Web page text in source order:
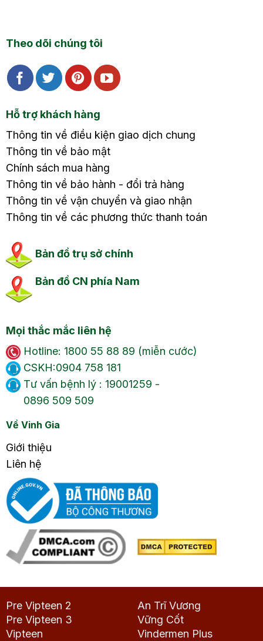
Theo dõi chúng tôi
Hỗ trợ khách hàng
Thông tin về điều kiện giao dịch chung
Thông tin về bảo mật
Chính sách mua hàng
Thông tin về bảo hành - đổi trả hàng
Thông tin về vận chuyển và giao nhận
Thông tin về các phương thức thanh toán
Bản đồ trụ sở chính
Bản đồ CN phía Nam
Mọi thắc mắc liên hệ
Hotline: 1800 55 88 89 (miễn cước)
CSKH:0904 758 181
Tư vấn bệnh lý : 19001259 -
0896 509 509
Về Vinh Gia
Giới thiệu
Liên hệ
Pre Vipteen 2
Pre Vipteen 3
Vipteen
An Trĩ Vương
Vững Cốt
Vindermen Plus